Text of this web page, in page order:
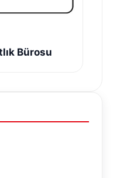
Bürosu